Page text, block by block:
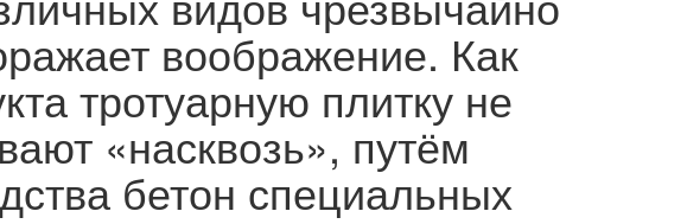
воображение. Как
тротуарную плитку не
«насквозь», путём
бетон специальных